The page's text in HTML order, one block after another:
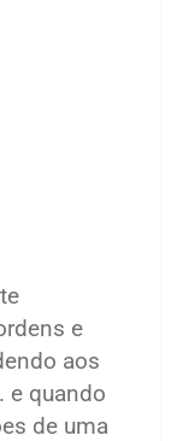
e
aos
e quando
de uma